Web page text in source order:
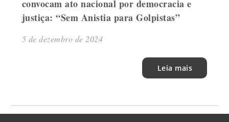
convocam ato nacional por democracia e
justiça: “Sem Anistia para Golpistas”
5 de dezembro de 2024
Leia mais